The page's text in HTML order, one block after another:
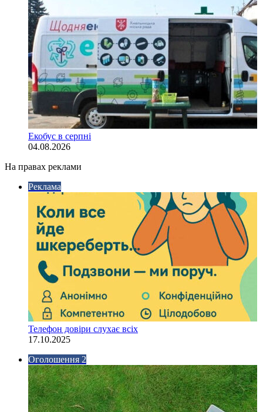
Екобус в серпні
04.08.2026
На правах реклами
Реклама
Телефон довіри слухає всіх
17.10.2025
Оголошення 2